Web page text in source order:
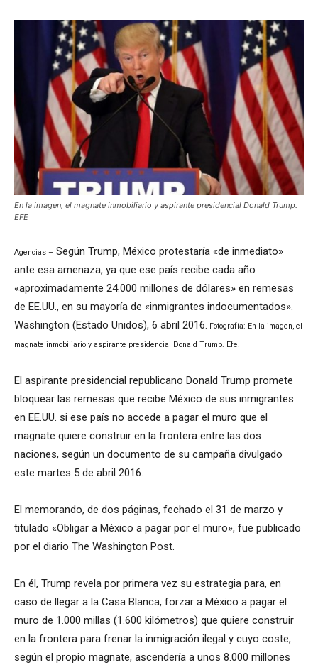
En la imagen, el magnate inmobiliario y aspirante presidencial Donald Trump.
EFE
Agencias – Según Trump, México protestaría «de inmediato»
ante esa amenaza, ya que ese país recibe cada año
«aproximadamente 24.000 millones de dólares» en remesas
de EE.UU., en su mayoría de «inmigrantes indocumentados».
Washington (Estado Unidos), 6 abril 2016. Fotografía: En la imagen, el
magnate inmobiliario y aspirante presidencial Donald Trump. Efe.
El aspirante presidencial republicano Donald Trump promete
bloquear las remesas que recibe México de sus inmigrantes
en EE.UU. si ese país no accede a pagar el muro que el
magnate quiere construir en la frontera entre las dos
naciones, según un documento de su campaña divulgado
este martes 5 de abril 2016.
El memorando, de dos páginas, fechado el 31 de marzo y
titulado «Obligar a México a pagar por el muro», fue publicado
por el diario The Washington Post.
En él, Trump revela por primera vez su estrategia para, en
caso de llegar a la Casa Blanca, forzar a México a pagar el
muro de 1.000 millas (1.600 kilómetros) que quiere construir
en la frontera para frenar la inmigración ilegal y cuyo coste,
según el propio magnate, ascendería a unos 8.000 millones